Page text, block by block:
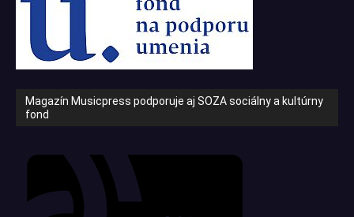
Magazín Musicpress podporuje aj SOZA sociálny a kultúrny
fond